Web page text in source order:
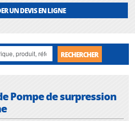
Flotec (Pentair)
France suivant vos besoins et vos
et garantissent l'absence de perturbation
UN DEVIS EN LIGNE
RECHERCHER
Pompe de surpression